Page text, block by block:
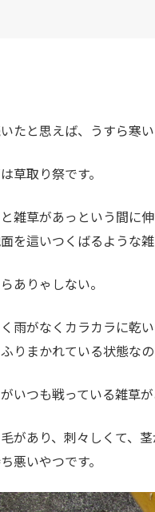
たと思えば、うすら寒
草取り祭です。
雑草があっという間に
を這いつくばるような
ありゃしない。
雨がなくカラカラに乾
りまかれている状態な
いつも戦っている雑草が
があり、刺々しくて、
悪いやつです。